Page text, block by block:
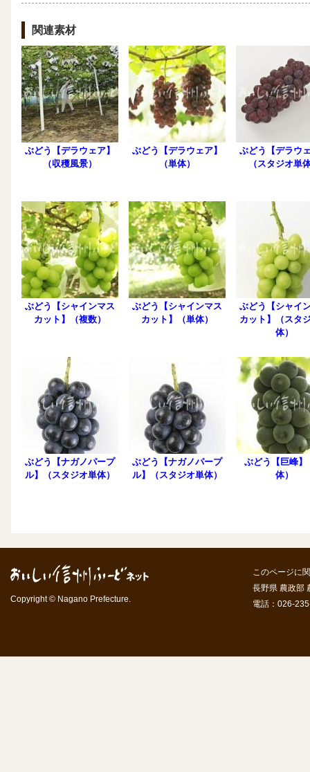
関連素材
ぶどう【デラウェア】
（収穫風景）
ぶどう【デラウェア】
（単体）
ぶどう【デラウ
（スタジオ単
ぶどう【シャインマス
カット】（複数）
ぶどう【シャインマス
カット】（単体）
ぶどう【シャイ
カット】（スタ
体）
ぶどう【ナガノパープ
ル】（スタジオ単体）
ぶどう【ナガノパープ
ル】（スタジオ単体）
ぶどう【巨峰】
体）
Copyright © Nagano Prefecture.
このページに
長野県 農政部
電話：026-